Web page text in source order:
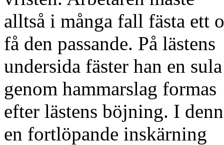
alltså i många fall fästa ett
få den passande. På lästens
undersida fäster han en
genom hammarslag formas
efter lästens böjning. I
en fortlöpande inskärning